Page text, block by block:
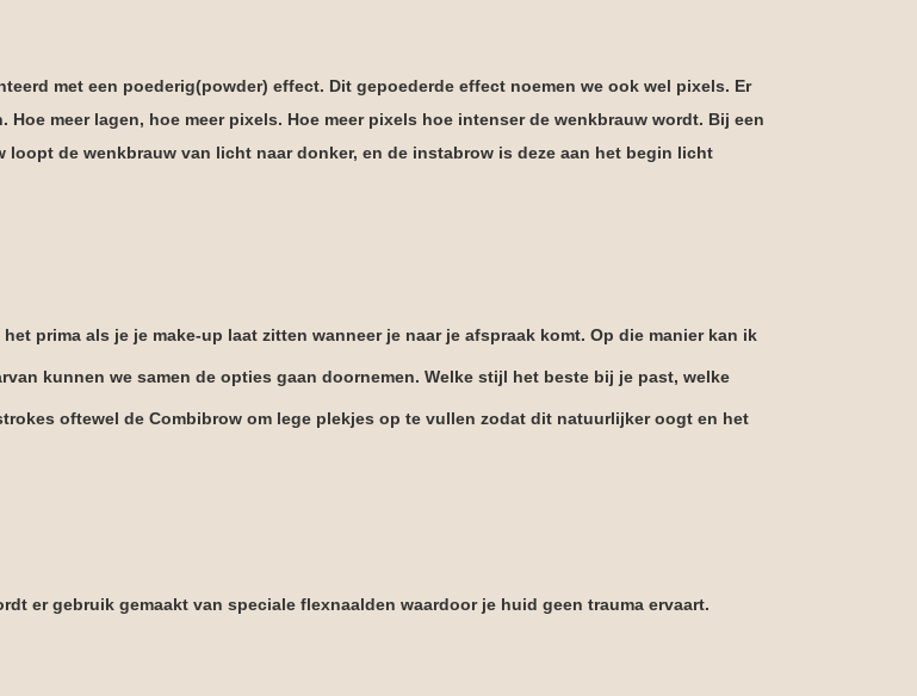
met een poederig(powder) effect. Dit gepoederde effect noemen we ook wel pixels. Er
meer lagen, hoe meer pixels. Hoe meer pixels hoe intenser de wenkbrauw wordt. Bij een
de wenkbrauw van licht naar donker, en de instabrow is deze aan het begin licht
prima als je je make-up laat zitten wanneer je naar je afspraak komt. Op die manier kan ik
kunnen we samen de opties gaan doornemen. Welke stijl het beste bij je past, welke
oftewel de Combibrow om lege plekjes op te vullen zodat dit natuurlijker oogt en het
er gebruik gemaakt van speciale flexnaalden waardoor je huid geen trauma ervaart.